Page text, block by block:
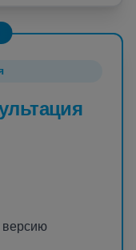
версию